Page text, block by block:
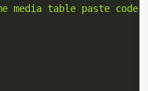
media table paste code